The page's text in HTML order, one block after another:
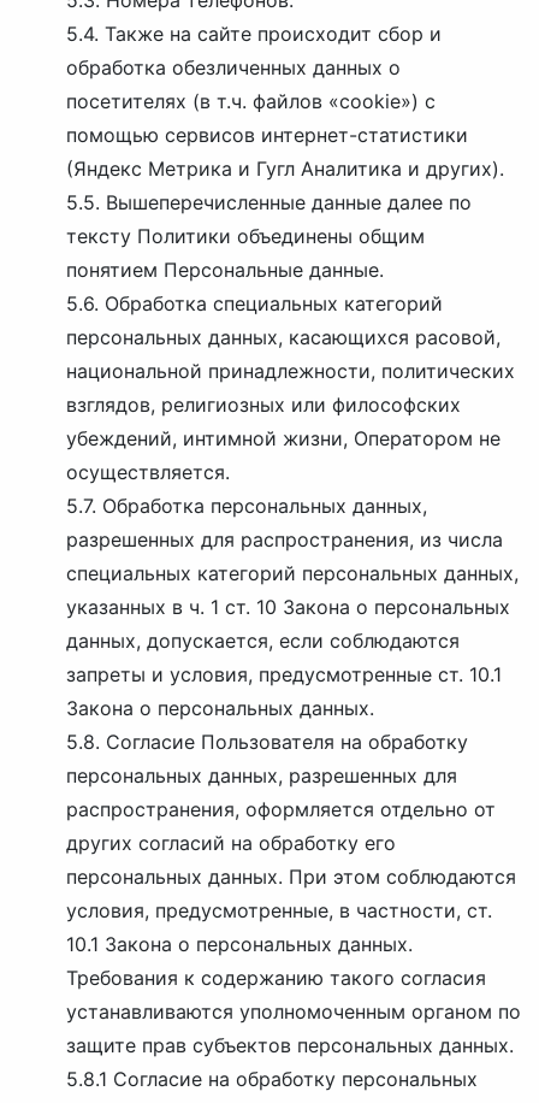
5.4. Также на сайте происходит сбор и
обработка обезличенных данных о
посетителях (в т.ч. файлов «cookie») с
помощью сервисов интернет-статистики
(Яндекс Метрика и Гугл Аналитика и других).
5.5. Вышеперечисленные данные далее по
тексту Политики объединены общим
понятием Персональные данные.
5.6. Обработка специальных категорий
персональных данных, касающихся расовой,
национальной принадлежности, политических
взглядов, религиозных или философских
убеждений, интимной жизни, Оператором не
осуществляется.
5.7. Обработка персональных данных,
разрешенных для распространения, из числа
специальных категорий персональных данных,
указанных в ч. 1 ст. 10 Закона о персональных
данных, допускается, если соблюдаются
запреты и условия, предусмотренные ст. 10.1
Закона о персональных данных.
5.8. Согласие Пользователя на обработку
персональных данных, разрешенных для
распространения, оформляется отдельно от
других согласий на обработку его
персональных данных. При этом соблюдаются
условия, предусмотренные, в частности, ст.
10.1 Закона о персональных данных.
Требования к содержанию такого согласия
устанавливаются уполномоченным органом по
защите прав субъектов персональных данных.
5.8.1 Согласие на обработку персональных